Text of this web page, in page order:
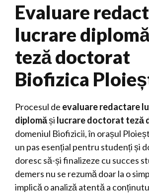
Evaluare
lucrare
teză doctorat
Biofizica
Procesul de evaluare redactare
diplomăși lucrare doctorat teză
domeniul Biofizicii, în orașul
un pas esențial pentru studenți și
doresc să-și finalizeze cu succes
demers nu se rezumă doar la o
implică o analiză atentă a